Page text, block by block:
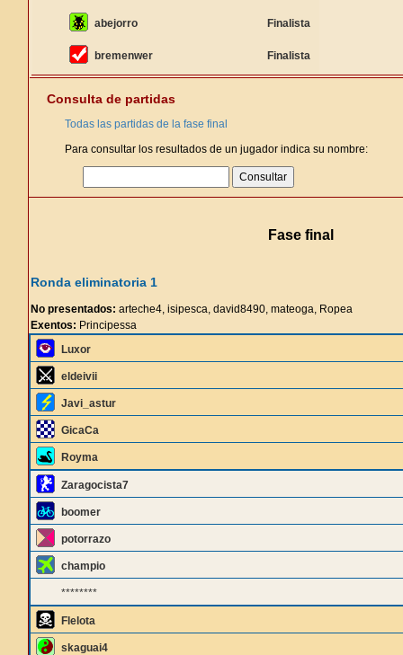
abejorro Finalista
bremenwer Finalista
Consulta de partidas
Todas las partidas de la fase final
Para consultar los resultados de un jugador indica su nombre:
Fase final
Ronda eliminatoria 1
No presentados: arteche4, isipesca, david8490, mateoga, Ropea
Exentos: Principessa
Luxor
eldeivii
Javi_astur
GicaCa
Royma
Zaragocista7
boomer
potorrazo
champio
********
Flelota
skaguai4